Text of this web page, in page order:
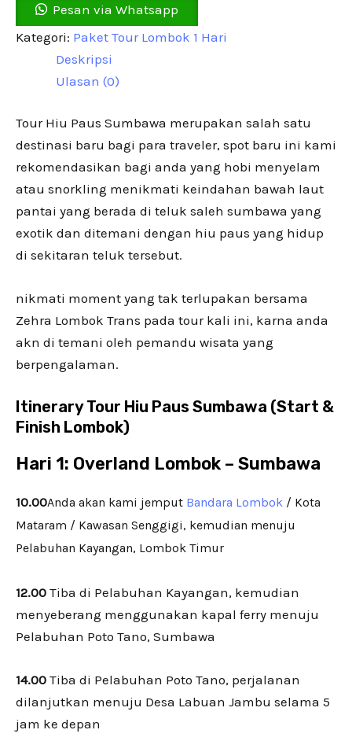
Pesan via Whatsapp
Kategori: Paket Tour Lombok 1 Hari
Deskripsi
Ulasan (0)
Tour Hiu Paus Sumbawa merupakan salah satu
destinasi baru bagi para traveler, spot baru ini kami
rekomendasikan bagi anda yang hobi menyelam
atau snorkling menikmati keindahan bawah laut
pantai yang berada di teluk saleh sumbawa yang
exotik dan ditemani dengan hiu paus yang hidup
di sekitaran teluk tersebut.
nikmati moment yang tak terlupakan bersama
Zehra Lombok Trans pada tour kali ini, karna anda
akn di temani oleh pemandu wisata yang
berpengalaman.
Itinerary Tour Hiu Paus Sumbawa (Start &
Finish Lombok)
Hari 1: Overland Lombok – Sumbawa
10.00Anda akan kami jemput Bandara Lombok / Kota
Mataram / Kawasan Senggigi, kemudian menuju
Pelabuhan Kayangan, Lombok Timur
12.00 Tiba di Pelabuhan Kayangan, kemudian
menyeberang menggunakan kapal ferry menuju
Pelabuhan Poto Tano, Sumbawa
14.00 Tiba di Pelabuhan Poto Tano, perjalanan
dilanjutkan menuju Desa Labuan Jambu selama 5
jam ke depan